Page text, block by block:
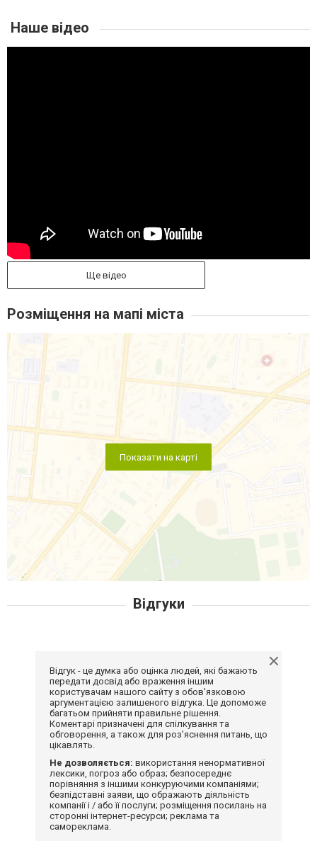
Наше відео
Ще відео
Розміщення на мапі міста
Показати на карті
Відгуки
Відгук - це думка або оцінка людей, які бажають
передати досвід або враження іншим
користувачам нашого сайту з обов'язковою
аргументацією залишеного відгука. Це допоможе
багатьом прийняти правильне рішення.
Коментарі призначені для спілкування та
обговорення, а також для роз'яснення питань, що
цікавлять.
Не дозволяється: використання ненормативної
лексики, погроз або образ; безпосереднє
порівняння з іншими конкуруючими компаніями;
безпідставні заяви, що ображають діяльність
компанії і / або її послуги; розміщення посилань на
сторонні інтернет-ресурси; реклама та
самореклама.